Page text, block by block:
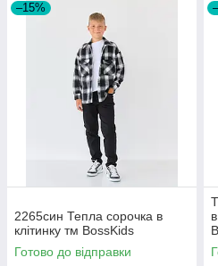
–15%
2265син Тепла сорочка в
клітинку тм BossKids
Готово до відправки